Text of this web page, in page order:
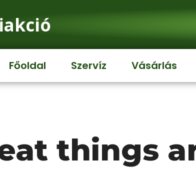
Főoldal Szervíz Vásárlás
things